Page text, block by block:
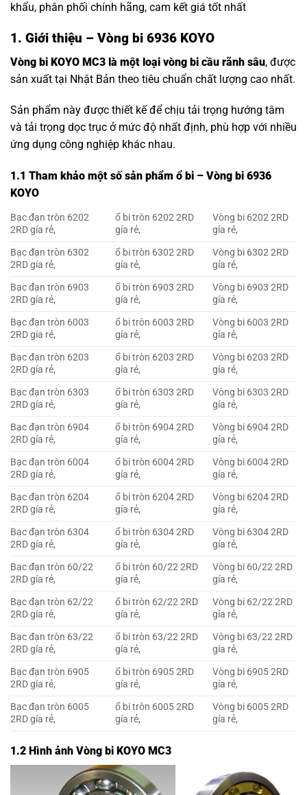
khẩu, phân phối chính hãng, cam kết giá tốt nhất
1. Giới thiệu – Vòng bi 6936 KOYO
Vòng bi KOYO MC3 là một loại vòng bi cầu rãnh sâu, được
sản xuất tại Nhật Bản theo tiêu chuẩn chất lượng cao nhất.
Sản phẩm này được thiết kế để chịu tải trọng hướng tâm
và tải trọng dọc trục ở mức độ nhất định, phù hợp với nhiều
ứng dụng công nghiệp khác nhau.
1.1 Tham khảo một số sản phẩm ổ bi – Vòng bi 6936
KOYO
Bạc đạn tròn 6202
2RD gía rẻ,
ổ bi tròn 6202 2RD
gía rẻ,
Vòng bi 6202 2RD
gía rẻ,
Bạc đạn tròn 6302
2RD gía rẻ,
ổ bi tròn 6302 2RD
gía rẻ,
Vòng bi 6302 2RD
gía rẻ,
Bạc đạn tròn 6903
2RD gía rẻ,
ổ bi tròn 6903 2RD
gía rẻ,
Vòng bi 6903 2RD
gía rẻ,
Bạc đạn tròn 6003
2RD gía rẻ,
ổ bi tròn 6003 2RD
gía rẻ,
Vòng bi 6003 2RD
gía rẻ,
Bạc đạn tròn 6203
2RD gía rẻ,
ổ bi tròn 6203 2RD
gía rẻ,
Vòng bi 6203 2RD
gía rẻ,
Bạc đạn tròn 6303
2RD gía rẻ,
ổ bi tròn 6303 2RD
gía rẻ,
Vòng bi 6303 2RD
gía rẻ,
Bạc đạn tròn 6904
2RD gía rẻ,
ổ bi tròn 6904 2RD
gía rẻ,
Vòng bi 6904 2RD
gía rẻ,
Bạc đạn tròn 6004
2RD gía rẻ,
ổ bi tròn 6004 2RD
gía rẻ,
Vòng bi 6004 2RD
gía rẻ,
Bạc đạn tròn 6204
2RD gía rẻ,
ổ bi tròn 6204 2RD
gía rẻ,
Vòng bi 6204 2RD
gía rẻ,
Bạc đạn tròn 6304
2RD gía rẻ,
ổ bi tròn 6304 2RD
gía rẻ,
Vòng bi 6304 2RD
gía rẻ,
Bạc đạn tròn 60/22
2RD gía rẻ,
ổ bi tròn 60/22 2RD
gía rẻ,
Vòng bi 60/22 2RD
gía rẻ,
Bạc đạn tròn 62/22
2RD gía rẻ,
ổ bi tròn 62/22 2RD
gía rẻ,
Vòng bi 62/22 2RD
gía rẻ,
Bạc đạn tròn 63/22
2RD gía rẻ,
ổ bi tròn 63/22 2RD
gía rẻ,
Vòng bi 63/22 2RD
gía rẻ,
Bạc đạn tròn 6905
2RD gía rẻ,
ổ bi tròn 6905 2RD
gía rẻ,
Vòng bi 6905 2RD
gía rẻ,
Bạc đạn tròn 6005
2RD gía rẻ,
ổ bi tròn 6005 2RD
gía rẻ,
Vòng bi 6005 2RD
gía rẻ,
1.2 Hình ảnh Vòng bi KOYO MC3